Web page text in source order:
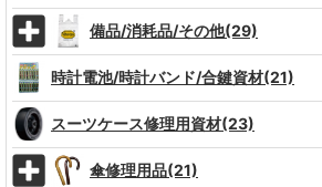
備品/消耗品/その他(29)
時計電池/時計バンド/合鍵資材(21)
スーツケース修理用資材(23)
傘修理用品(21)